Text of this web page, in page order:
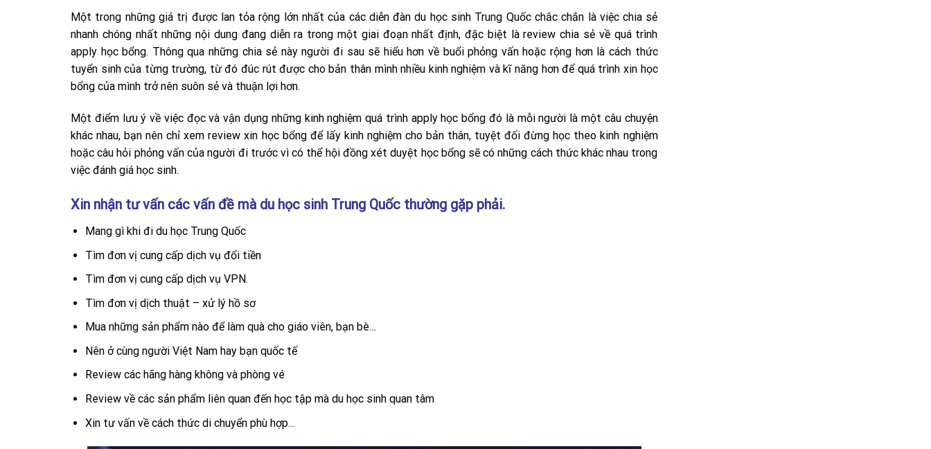
Một trong những giá trị được lan tỏa rộng lớn nhất của các diễn đàn du học sinh Trung Quốc chắc chắn là việc chia sẻ
nhanh chóng nhất những nội dung đang diễn ra trong một giai đoạn nhất định, đặc biệt là review chia sẻ về quá trình
apply học bổng. Thông qua những chia sẻ này người đi sau sẽ hiểu hơn về buổi phỏng vấn hoặc rộng hơn là cách thức
tuyển sinh của từng trường, từ đó đúc rút được cho bản thân mình nhiều kinh nghiệm và kĩ năng hơn để quá trình xin học
bổng của mình trở nên suôn sẻ và thuận lợi hơn.
Một điểm lưu ý về việc đọc và vận dụng những kinh nghiệm quá trình apply học bổng đó là mỗi người là một câu chuyện
khác nhau, bạn nên chỉ xem review xin học bổng để lấy kinh nghiệm cho bản thân, tuyệt đối đừng học theo kinh nghiệm
hoặc câu hỏi phỏng vấn của người đi trước vì có thể hội đồng xét duyệt học bổng sẽ có những cách thức khác nhau trong
việc đánh giá học sinh.
Xin nhận tư vấn các vấn đề mà du học sinh Trung Quốc thường gặp phải.
Mang gì khi đi du học Trung Quốc
Tìm đơn vị cung cấp dịch vụ đổi tiền
Tìm đơn vị cung cấp dịch vụ VPN.
Tìm đơn vị dịch thuật – xử lý hồ sơ
Mua những sản phẩm nào để làm quà cho giáo viên, bạn bè…
Nên ở cùng người Việt Nam hay bạn quốc tế
Review các hãng hàng không và phòng vé
Review về các sản phẩm liên quan đến học tập mà du học sinh quan tâm
Xin tư vấn về cách thức di chuyển phù hợp…